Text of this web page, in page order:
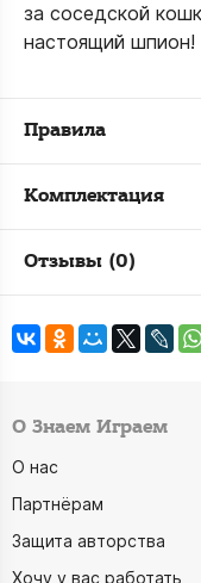
за соседской
настоящий шпион!
Правила
Комплектация
Отзывы (0)
О Знаем Играем
О нас
Партнёрам
Защита авторства
Хочу у вас работать